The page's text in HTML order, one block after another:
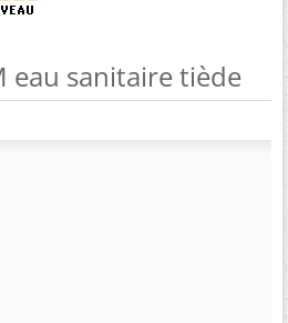
eau sanitaire tiède